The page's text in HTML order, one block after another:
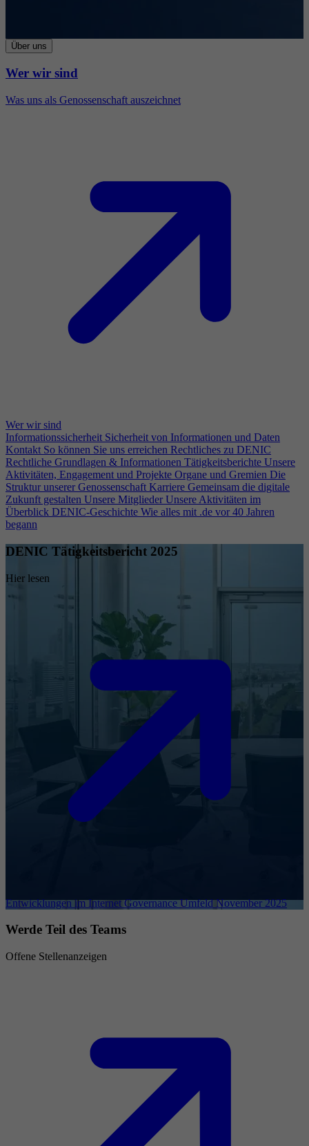
Über uns
Wer wir sind
Was uns als Genossenschaft auszeichnet
Wer wir sind
Informationssicherheit Sicherheit von Informationen und Daten
Kontakt So können Sie uns erreichen Rechtliches zu DENIC
Rechtliche Grundlagen & Informationen Tätigkeitsberichte Unsere
Aktivitäten, Engagement und Projekte Organe und Gremien Die
Struktur unserer Genossenschaft Karriere Gemeinsam die digitale
Zukunft gestalten Unsere Mitglieder Unsere Aktivitäten im
Überblick DENIC-Geschichte Wie alles mit .de vor 40 Jahren
begann
DENIC Tätigkeitsbericht 2025
Hier lesen
Entwicklungen im Internet Governance Umfeld November 2025
Werde Teil des Teams
Offene Stellenanzeigen